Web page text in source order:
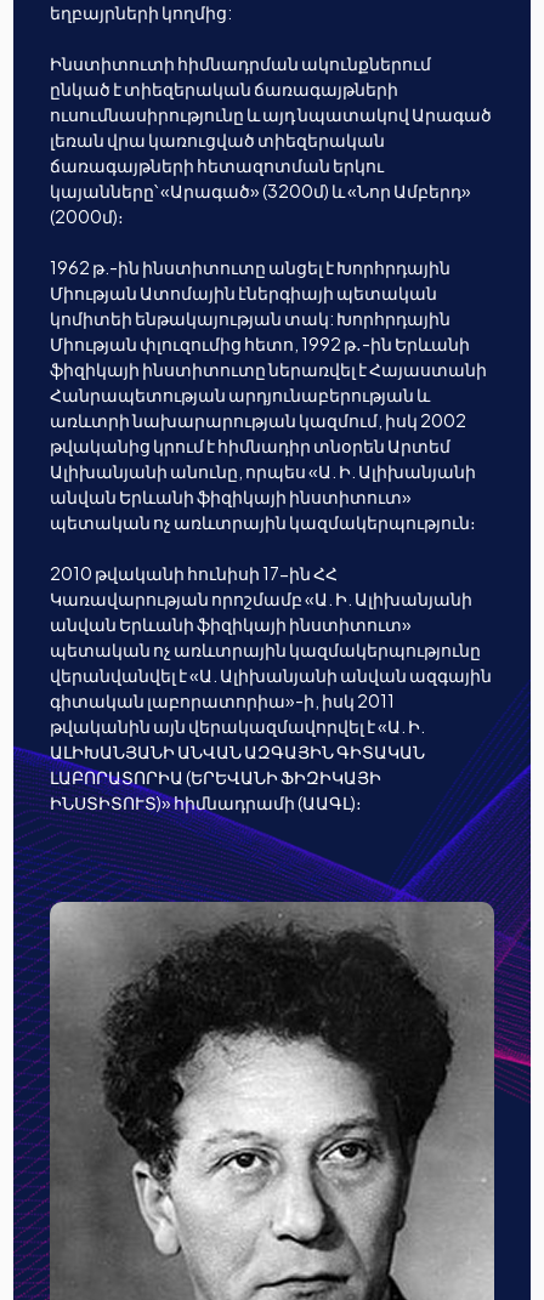
եղբայրների կողմից:
Ինստիտուտի հիմնադրման ակունքներում
ընկած է տիեզերական ճառագայթների
ուսումնասիրությունը և այդ նպատակով Արագած
լեռան վրա կառուցված տիեզերական
ճառագայթների հետազոտման երկու
կայանները՝ «Արագած» (3200մ) և «Նոր Ամբերդ»
(2000մ)։
1962 թ.-ին ինստիտուտը անցել է Խորհրդային
Միության Ատոմային էներգիայի պետական
կոմիտեի ենթակայության տակ: Խորհրդային
Միության փլուզումից հետո, 1992 թ․-ին Երևանի
ֆիզիկայի ինստիտուտը ներառվել է Հայաստանի
Հանրապետության արդյունաբերության և
առևտրի նախարարության կազմում, իսկ 2002
թվականից կրում է հիմնադիր տնօրեն Արտեմ
Ալիխանյանի անունը, որպես «Ա. Ի. Ալիխանյանի
անվան Երևանի ֆիզիկայի ինստիտուտ»
պետական ոչ առևտրային կազմակերպություն։
2010 թվականի հունիսի 17-ին ՀՀ
Կառավարության որոշմամբ «Ա. Ի. Ալիխանյանի
անվան Երևանի ֆիզիկայի ինստիտուտ»
պետական ոչ առևտրային կազմակերպությունը
վերանվանվել է «Ա. Ալիխանյանի անվան ազգային
գիտական լաբորատորիա»-ի, իսկ 2011
թվականին այն վերակազմավորվել է «Ա. Ի.
ԱԼԻԽԱՆՅԱՆԻ ԱՆՎԱՆ ԱԶԳԱՅԻՆ ԳԻՏԱԿԱՆ
ԼԱԲՈՐԱՏՈՐԻԱ (ԵՐԵՎԱՆԻ ՖԻԶԻԿԱՅԻ
ԻՆՍՏԻՏՈՒՏ)» հիմնադրամի (ԱԱԳԼ)։